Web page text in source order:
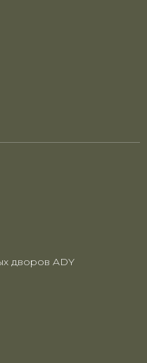
дворов ADY